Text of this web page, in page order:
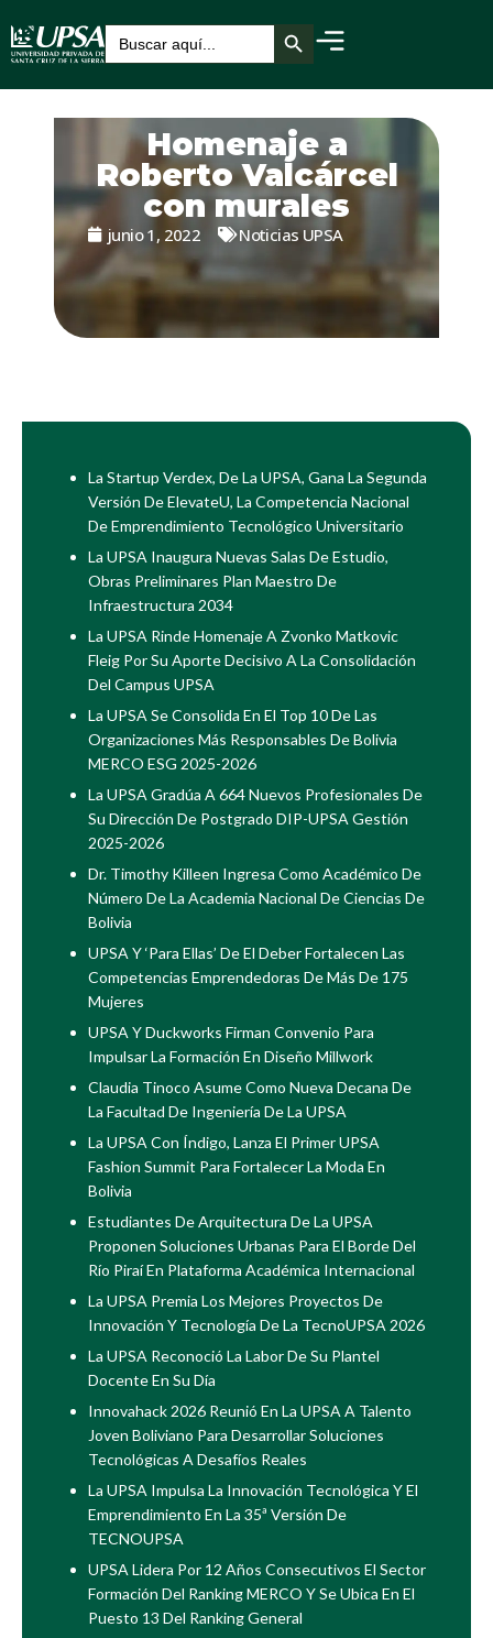
Buscar: Botón de búsqueda
Homenaje a
Roberto Valcárcel
con murales
junio 1, 2022 Noticias UPSA
La Startup Verdex, De La UPSA, Gana La Segunda
Versión De ElevateU, La Competencia Nacional
De Emprendimiento Tecnológico Universitario
La UPSA Inaugura Nuevas Salas De Estudio,
Obras Preliminares Plan Maestro De
Infraestructura 2034
La UPSA Rinde Homenaje A Zvonko Matkovic
Fleig Por Su Aporte Decisivo A La Consolidación
Del Campus UPSA
La UPSA Se Consolida En El Top 10 De Las
Organizaciones Más Responsables De Bolivia
MERCO ESG 2025-2026
La UPSA Gradúa A 664 Nuevos Profesionales De
Su Dirección De Postgrado DIP-UPSA Gestión
2025-2026
Dr. Timothy Killeen Ingresa Como Académico De
Número De La Academia Nacional De Ciencias De
Bolivia
UPSA Y ‘Para Ellas’ De El Deber Fortalecen Las
Competencias Emprendedoras De Más De 175
Mujeres
UPSA Y Duckworks Firman Convenio Para
Impulsar La Formación En Diseño Millwork
Claudia Tinoco Asume Como Nueva Decana De
La Facultad De Ingeniería De La UPSA
La UPSA Con Índigo, Lanza El Primer UPSA
Fashion Summit Para Fortalecer La Moda En
Bolivia
Estudiantes De Arquitectura De La UPSA
Proponen Soluciones Urbanas Para El Borde Del
Río Piraí En Plataforma Académica Internacional
La UPSA Premia Los Mejores Proyectos De
Innovación Y Tecnología De La TecnoUPSA 2026
La UPSA Reconoció La Labor De Su Plantel
Docente En Su Día
Innovahack 2026 Reunió En La UPSA A Talento
Joven Boliviano Para Desarrollar Soluciones
Tecnológicas A Desafíos Reales
La UPSA Impulsa La Innovación Tecnológica Y El
Emprendimiento En La 35ª Versión De
TECNOUPSA
UPSA Lidera Por 12 Años Consecutivos El Sector
Formación Del Ranking MERCO Y Se Ubica En El
Puesto 13 Del Ranking General